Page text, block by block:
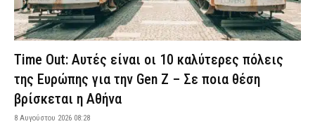
Time Out: Αυτές είναι οι 10 καλύτερες πόλεις
της Ευρώπης για την Gen Z – Σε ποια θέση
βρίσκεται η Αθήνα
8 Αυγούστου 2026 08:28